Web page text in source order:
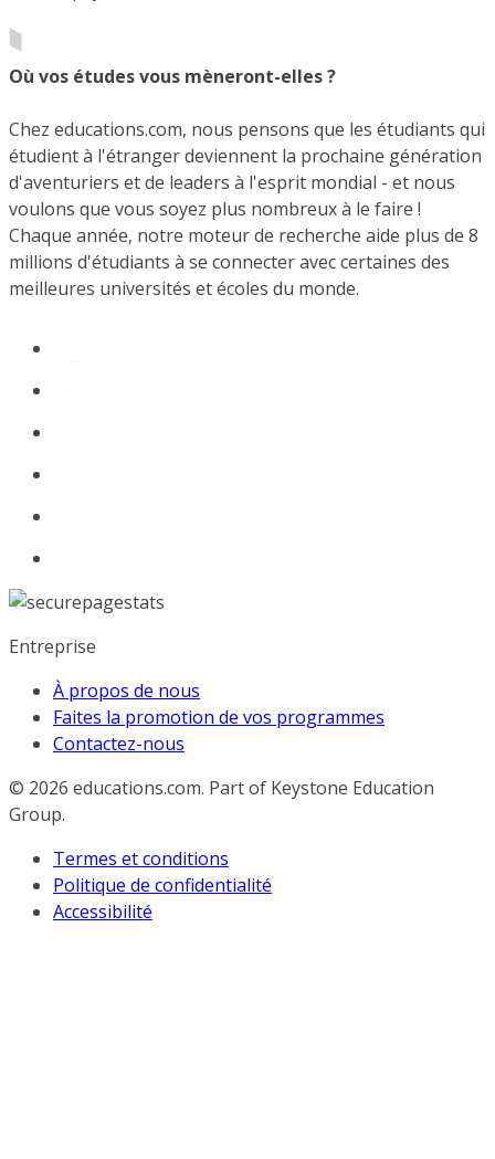
Où vos études vous mèneront-elles ?
Chez educations.com, nous pensons que les étudiants qui
étudient à l'étranger deviennent la prochaine génération
d'aventuriers et de leaders à l'esprit mondial - et nous
voulons que vous soyez plus nombreux à le faire !
Chaque année, notre moteur de recherche aide plus de 8
millions d'étudiants à se connecter avec certaines des
meilleures universités et écoles du monde.
Entreprise
À propos de nous
Faites la promotion de vos programmes
Contactez-nous
© 2026 educations.com. Part of Keystone Education
Group.
Termes et conditions
Politique de confidentialité
Accessibilité